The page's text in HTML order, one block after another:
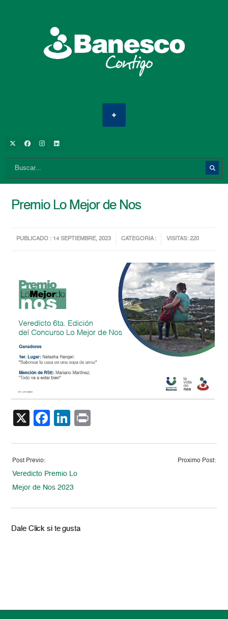
Premio Lo Mejor de Nos
PUBLICADO : 14 SEPTIEMBRE, 2023 CATEGORIA : VISITAS: 220
X Facebook
LinkedIn
Post Previo:
Veredicto Premio Lo
Mejor de Nos 2023
Proximo Post:
Dale Click si te gusta